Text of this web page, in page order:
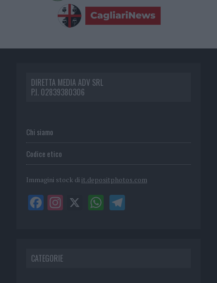
DIRETTA MEDIA ADV SRL
P.I. 02839380306
Chi siamo
Codice etico
Immagini stock di it.depositphotos.com
CATEGORIE